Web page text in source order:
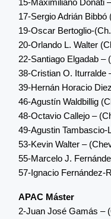
17-Sergio Adrián
19-Oscar Bertoglio-
20-Orlando L. Walter
22-Santiago Elgadab –
38-Cristian O. Iturralde
39-Hernán Horacio
46-Agustín Waldbillig
48-Octavio Callejo –
49-Agustin
53-Kevin Walter –
55-Marcelo J.
57-Ignacio Fernández-
APAC Máster
2-Juan José Gamás –